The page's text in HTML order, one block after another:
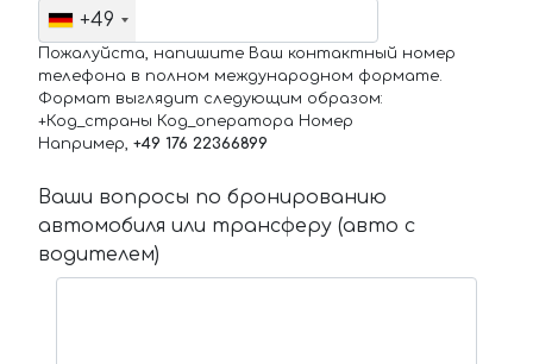
+49
Пожалуйста, напишите Ваш контактный номер
телефона в полном международном формате.
Формат выглядит следующим образом:
+Код_страны Код_оператора Номер
Например, +49 176 22366899
Ваши вопросы по бронированию
автомобиля или трансферу (авто с
водителем)